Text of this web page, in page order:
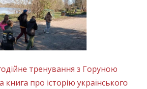
тренування з Горуною
книга про історію українського